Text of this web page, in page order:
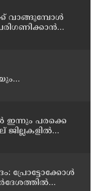
വാങ്ങുമ്പോള്‍
ഇന്നും പരക്കെ
ജില്ലകളില്‍
പ്രോട്ടോക്കോള്‍